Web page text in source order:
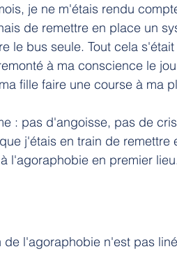
je ne m'étais rendu
de remettre en place un
le bus seule. Tout cela
à ma conscience le
fille faire une course à ma
: pas d'angoisse, pas de
j'étais en train de remettre
l'agoraphobie en premier
l'agoraphobie n'est pas